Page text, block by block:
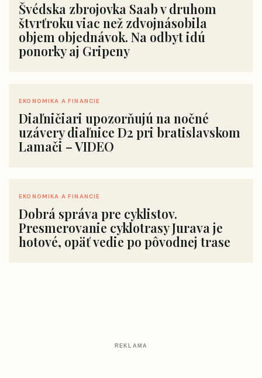
Švédska zbrojovka Saab v druhom
štvrťroku viac než zdvojnásobila
objem objednávok. Na odbyt idú
ponorky aj Gripeny
EKONOMIKA A FINANCIE
Diaľničiari upozorňujú na nočné
uzávery diaľnice D2 pri bratislavskom
Lamači – VIDEO
EKONOMIKA A FINANCIE
Dobrá správa pre cyklistov.
Presmerovanie cyklotrasy Jurava je
hotové, opäť vedie po pôvodnej trase
REKLAMA